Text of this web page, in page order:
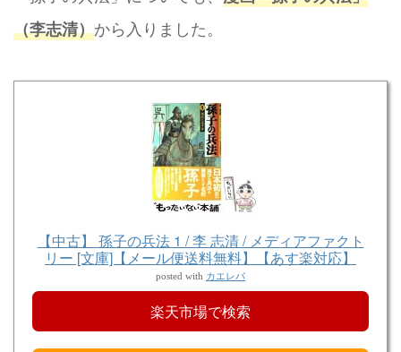
（李志清）から入りました。
【中古】 孫子の兵法 1 / 李 志清 / メディアファクト
リー [文庫]【メール便送料無料】【あす楽対応】
posted with カエレバ
楽天市場で検索